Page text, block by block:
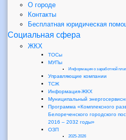
О городе
Контакты
Бесплатная юридическая
Социальная сфера
ЖКХ
ТОСы
МУПы
Информация о заработной
Управляющие компании
ТСЖ
Информация-ЖКХ
Муниципальный
Программа «Комплексного
Белореченского городского
2016 – 2032 годы»
ОЗП
2025-2026